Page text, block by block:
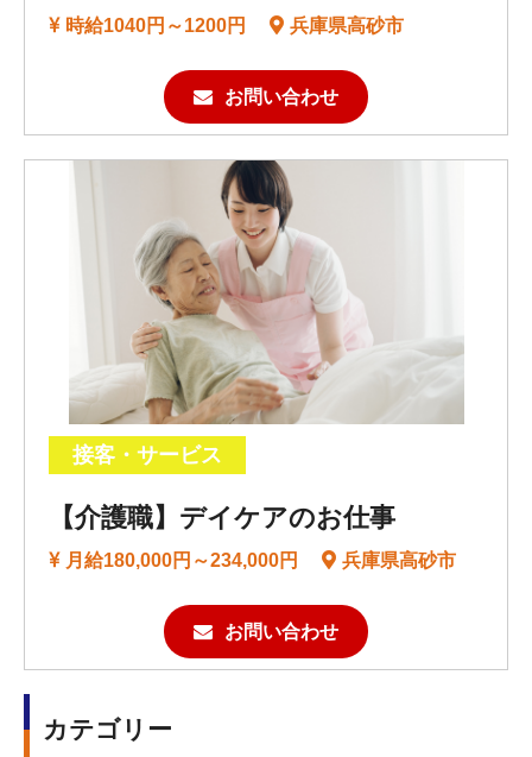
時給1040円～1200円 兵庫県高砂市
お問い合わせ
接客・サービス
【介護職】デイケアのお仕事
月給180,000円～234,000円 兵庫県高砂市
お問い合わせ
カテゴリー